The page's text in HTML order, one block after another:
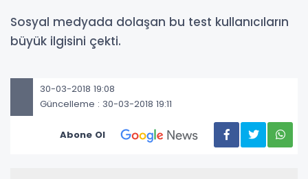
Sosyal medyada dolaşan bu test kullanıcıların
büyük ilgisini çekti.
30-03-2018 19:08
Güncelleme : 30-03-2018 19:11
Abone Ol